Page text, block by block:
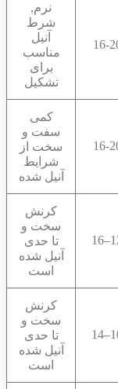
16-
نرم,
شرط
آنیل
مناسب
برای
تشکیل
16-
کمی
سفت و
سخت از
شرایط
آنیل شده
کرنش
سخت و
تا حدی
آنیل شده
است
کرنش
سخت و
تا حدی
آنیل شده
است